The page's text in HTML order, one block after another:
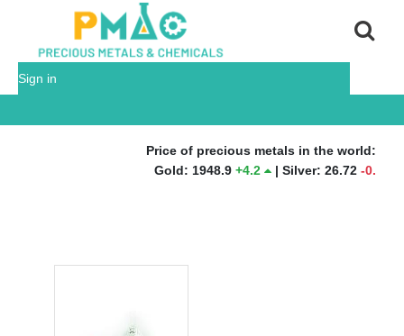
Sign in
Price of precious metals in the world:
Gold:1948.9 + 4.2 | Silver:26.72 -0.31